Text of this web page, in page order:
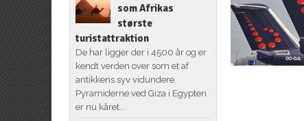
som Afrikas
største
turistattraktion
De har ligger der i 4500 år og er
kendt verden over som et af
antikkens syv vidundere.
Pyramiderne ved Giza i Egypten
er nu kåret...